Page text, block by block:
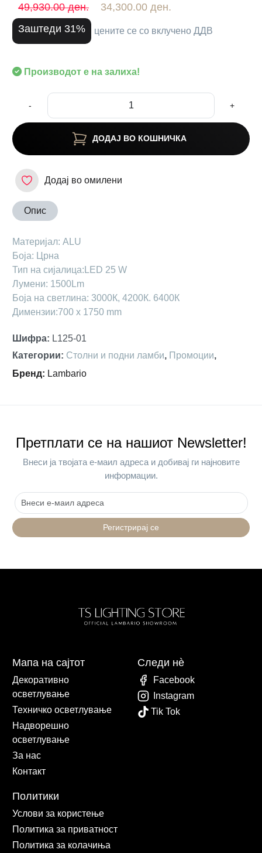
49,930.00 ден.
34,300.00 ден.
Заштеди 31%
цените се со вклучено ДДВ
Производот е на залиха!
- +
ДОДАЈ ВО КОШНИЧКА
Додај во омилени
Опис
Maтеријал: ALU
Боја: Црна
Тип на сијалица:LED 25 W
Лумени: 1500Lm
Боја на светлина: 3000К, 4200К. 6400К
Димензии:700 x 1750 mm
Шифра: L125-01
Категории: Столни и подни ламби, Промоции,
Бренд: Lambario
Претплати се на нашиот Newsletter!
Внеси ја твојата е-маил адреса и добивај ги најновите
информации.
Регистрирај се
Мапа на сајтот
Декоративно
осветлување
Техничко осветлување
Надворешно
осветлување
За нас
Контакт
Политики
Услови за користење
Политика за приватност
Политика за колачиња
Следи нè
Facebook
Instagram
Tik Tok